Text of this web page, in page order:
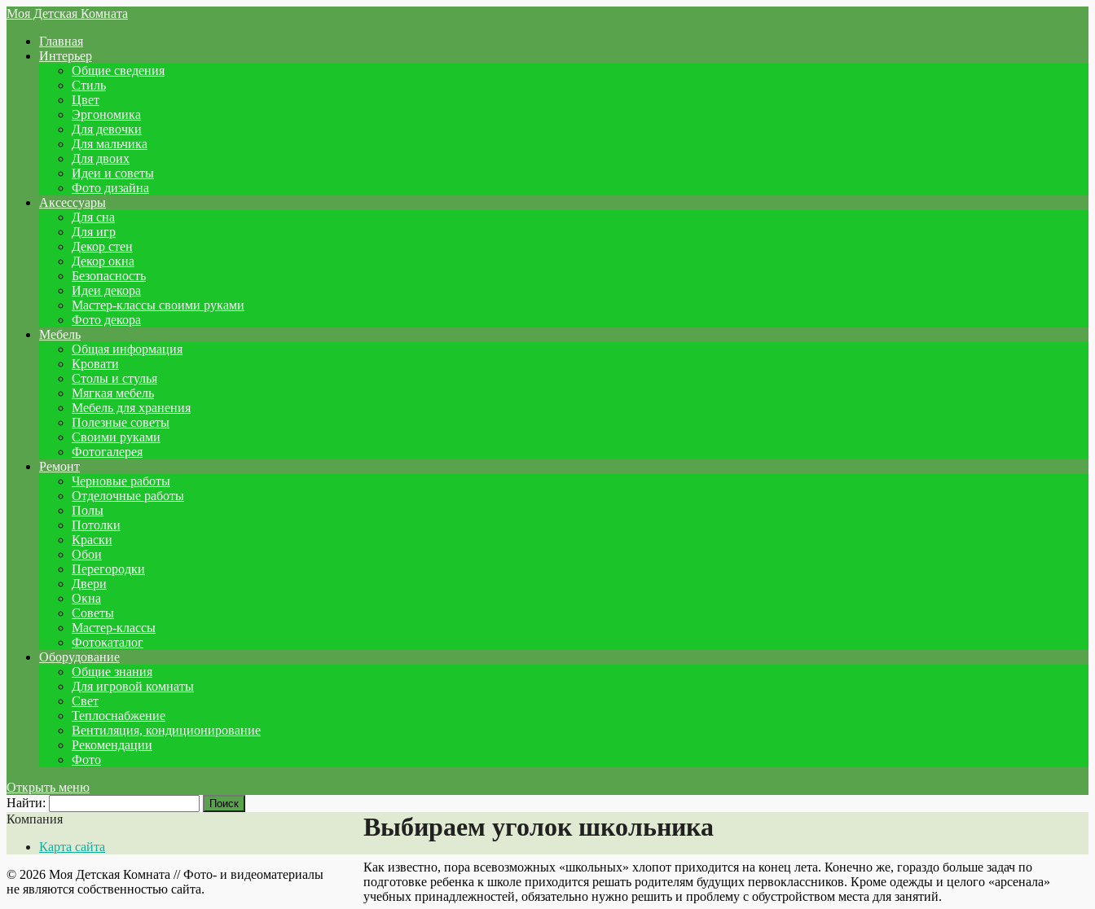
Моя Детская Комната
Главная
Интерьер
Общие сведения
Стиль
Цвет
Эргономика
Для девочки
Для мальчика
Для двоих
Идеи и советы
Фото дизайна
Аксессуары
Для сна
Для игр
Декор стен
Декор окна
Безопасность
Идеи декора
Мастер-классы своими руками
Фото декора
Мебель
Общая информация
Кровати
Столы и стулья
Мягкая мебель
Мебель для хранения
Полезные советы
Своими руками
Фотогалерея
Ремонт
Черновые работы
Отделочные работы
Полы
Потолки
Краски
Обои
Перегородки
Двери
Окна
Советы
Мастер-классы
Фотокаталог
Оборудование
Общие знания
Для игровой комнаты
Свет
Теплоснабжение
Вентиляция, кондиционирование
Рекомендации
Фото
Открыть меню
Выбираем уголок школьника
Как известно, пора всевозможных «школьных» хлопот приходится на конец лета. Конечно же, гораздо больше задач по
подготовке ребенка к школе приходится решать родителям будущих первоклассников. Кроме одежды и целого «арсенала»
учебных принадлежностей, обязательно нужно решить и проблему с обустройством места для занятий.
Найти:
Компания
Карта сайта
© 2026 Моя Детская Комната // Фото- и видеоматериалы
не являются собственностью сайта.